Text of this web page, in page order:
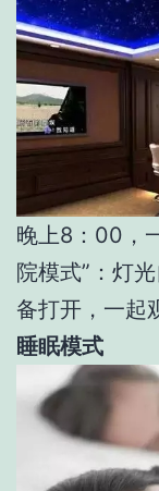
晚上8：00，
院模式”：灯
备打开，一起
睡眠模式